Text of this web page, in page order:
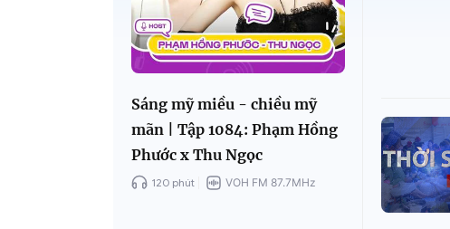
Sáng mỹ miều - chiều mỹ
mãn | Tập 1084: Phạm Hồng
Phước x Thu Ngọc
120 phút VOH FM 87.7MHz